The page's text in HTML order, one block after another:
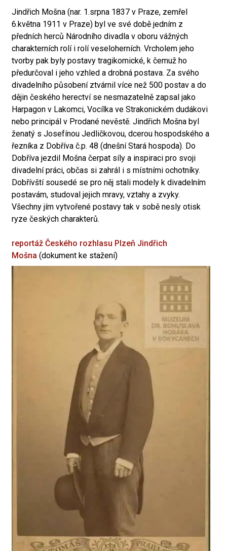
Jindřich Mošna (nar. 1.srpna 1837 v Praze, zemřel
6.května 1911 v Praze) byl ve své době jedním z
předních herců Národního divadla v oboru vážných
charakterních rolí i rolí veseloherních. Vrcholem jeho
tvorby pak byly postavy tragikomické, k čemuž ho
předurčoval i jeho vzhled a drobná postava. Za svého
divadelního působení ztvárnil více než 500 postav a do
dějin českého herectví se nesmazatelně zapsal jako
Harpagon v Lakomci, Vocílka ve Strakonickém dudákovi
nebo principál v Prodané nevěstě. Jindřich Mošna byl
ženatý s Josefínou Jedličkovou, dcerou hospodského a
řezníka z Dobříva č.p. 48 (dnešní Stará hospoda). Do
Dobříva jezdil Mošna čerpat síly a inspiraci pro svoji
divadelní práci, občas si zahrál i s místními ochotníky.
Dobřívští sousedé se pro něj stali modely k divadelním
postavám, studoval jejich mravy, vztahy a zvyky.
Všechny jím vytvořené postavy tak v sobě nesly otisk
ryze českých charakterů.
reportáž Českého rozhlasu Plzeň Jindřich
Mošna (dokument ke stažení)